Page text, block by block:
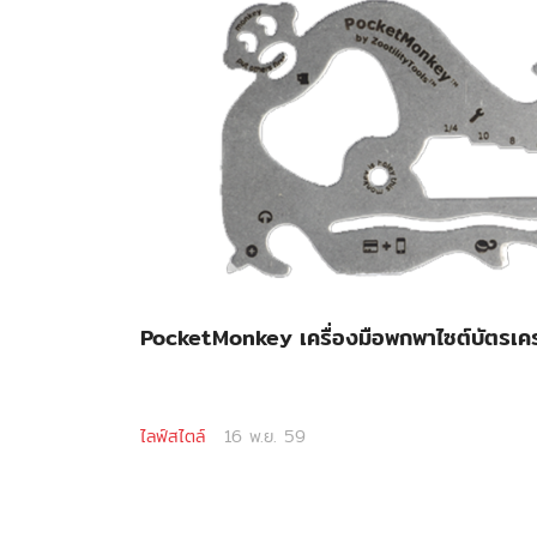
PocketMonkey เครื่องมือพกพาไซต์บัตรเ
ไลฟ์สไตล์ 16 พ.ย. 59